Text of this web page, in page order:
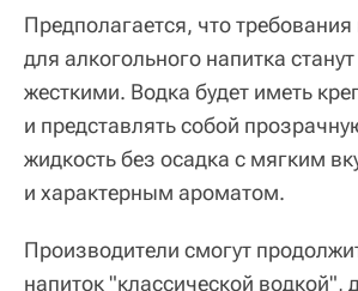
Предполагается, что
для алкогольного напитка
жесткими. Водка будет иметь
и представлять собой
жидкость без осадка с мягким
и характерным ароматом.
Производители смогут
напиток "классической водкой",